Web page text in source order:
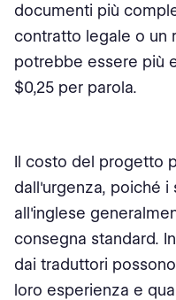
documenti più
contratto legale o un
potrebbe essere più
$0,25 per parola.
Il costo del progetto
dall'urgenza, poiché i
all'inglese
consegna standard.
dai traduttori
loro esperienza e